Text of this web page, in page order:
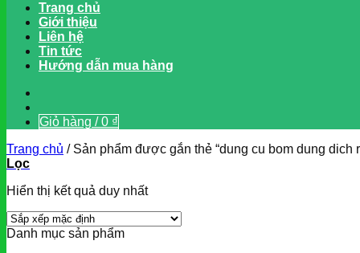
Trang chủ
Giới thiệu
Liên hệ
Tin tức
Hướng dẫn mua hàng
Giỏ hàng /0 ₫
Trang chủ /Sản phẩm được gắn thẻ “dung cu bom dung dich
Lọc
Hiển thị kết quả duy nhất
Danh mục sản phẩm